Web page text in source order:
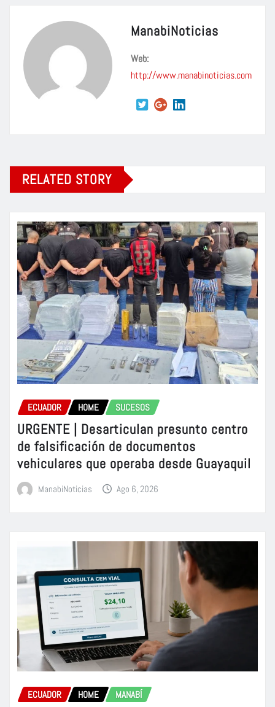
ManabiNoticias
Web:
http://www.manabinoticias.com
RELATED STORY
ECUADOR HOME SUCESOS
URGENTE | Desarticulan presunto centro
de falsificación de documentos
vehiculares que operaba desde Guayaquil
ManabiNoticias Ago 6, 2026
ECUADOR HOME MANABÍ